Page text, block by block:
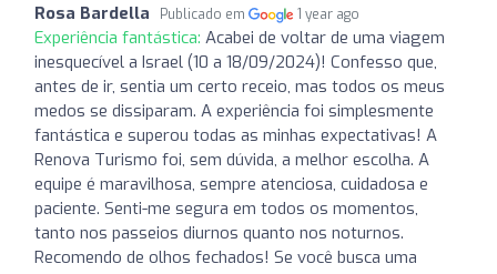
Rosa Bardella Publicado em 1 year ago
Experiência fantástica: Acabei de voltar de uma viagem
inesquecível a Israel (10 a 18/09/2024)! Confesso que,
antes de ir, sentia um certo receio, mas todos os meus
medos se dissiparam. A experiência foi simplesmente
fantástica e superou todas as minhas expectativas! A
Renova Turismo foi, sem dúvida, a melhor escolha. A
equipe é maravilhosa, sempre atenciosa, cuidadosa e
paciente. Senti-me segura em todos os momentos,
tanto nos passeios diurnos quanto nos noturnos.
Recomendo de olhos fechados! Se você busca uma